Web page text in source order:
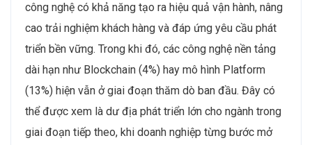
công nghệ có khả năng tạo ra hiệu quả vận hành, nâng
cao trải nghiệm khách hàng và đáp ứng yêu cầu phát
triển bền vững. Trong khi đó, các công nghệ nền tảng
dài hạn như Blockchain (4%) hay mô hình Platform
(13%) hiện vẫn ở giai đoạn thăm dò ban đầu. Đây có
thể được xem là dư địa phát triển lớn cho ngành trong
giai đoạn tiếp theo, khi doanh nghiệp từng bước mở